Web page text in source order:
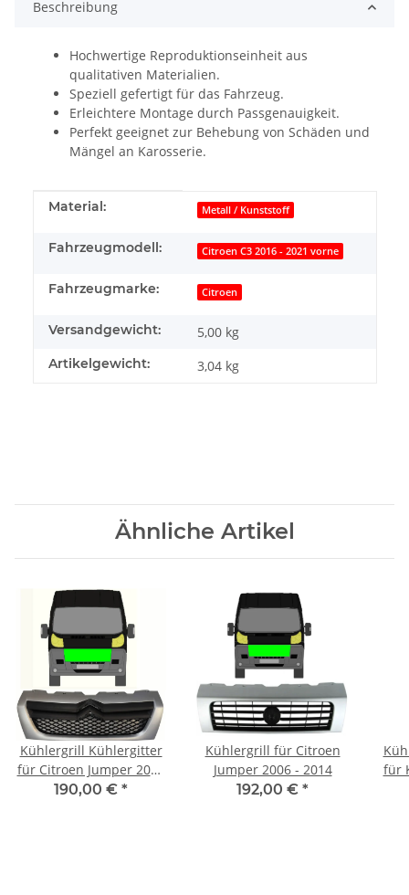
Beschreibung
Hochwertige Reproduktionseinheit aus
qualitativen Materialien.
Speziell gefertigt für das Fahrzeug.
Erleichtere Montage durch Passgenauigkeit.
Perfekt geeignet zur Behebung von Schäden und
Mängel an Karosserie.
Produkteigenschaft
Wert
Material: Metall / Kunststoff
Fahrzeugmodell: Citroen C3 2016 - 2021 vorne
Fahrzeugmarke: Citroen
Versandgewicht: 5,00 kg
Artikelgewicht: 3,04 kg
Ähnliche Artikel
Kühlergrill Kühlergitter
für Citroen Jumper 2006
- 2014 vorne
190,00 € *
Kühlergrill für Citroen
Jumper 2006 - 2014
192,00 € *
für